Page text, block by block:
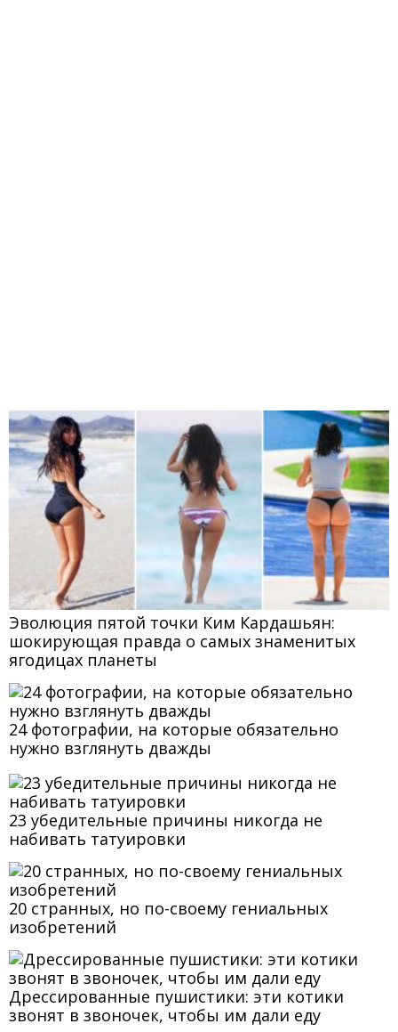
Эволюция пятой точки Ким Кардашьян:
шокирующая правда о самых знаменитых
ягодицах планеты
24 фотографии, на которые обязательно
нужно взглянуть дважды
23 убедительные причины никогда не
набивать татуировки
20 странных, но по-своему гениальных
изобретений
Дрессированные пушистики: эти котики
звонят в звоночек, чтобы им дали еду